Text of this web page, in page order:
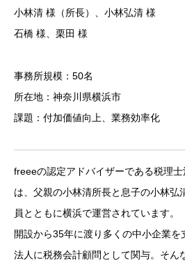
小林清 様（所長）、小林弘清 様
石橋 様、栗田 様
事務所規模：50名
所在地：神奈川県横浜市
課題：付加価値向上、業務効率化
freeeの認定アドバイザーである税理
は、父親の小林清所長と息子の小林弘
員とともに横浜で運営されています。
開設から35年に渡り多くの中小企業
法人に税務会計顧問として関与。そん